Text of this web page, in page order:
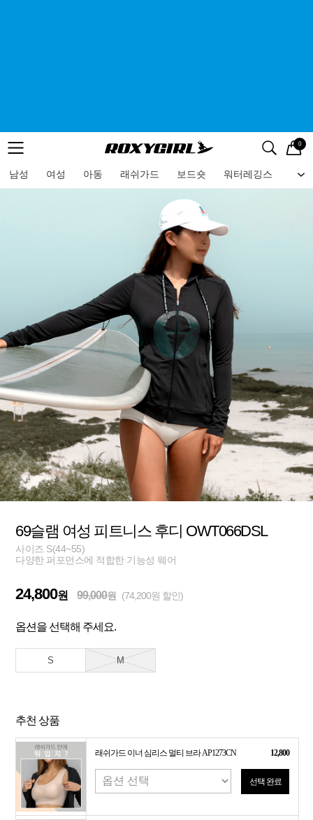
메뉴 검색
로고 0
남성 여성 아동 래쉬가드 보드숏 워터레깅스 비
메뉴
69슬램 여성 피트니스 후디 OWT066DSL
사이즈 S(44~55)
다양한 퍼포먼스에 적합한 기능성 웨어
24,800원 99,000원 (74,200원 할인)
옵션을 선택해 주세요.
S M
추천 상품
래쉬가드 이너 심리스 멀티 브라 AP1273CN 12,800
선택 완료